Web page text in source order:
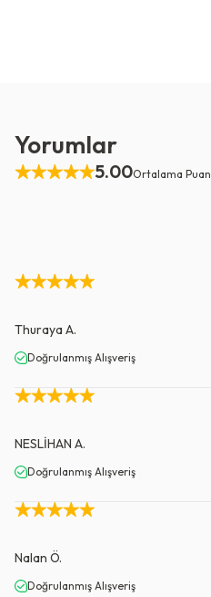
Yorumlar
5.00Ortalama Puan
Thuraya A.
Doğrulanmış Alışveriş
NESLİHAN A.
Doğrulanmış Alışveriş
Nalan Ö.
Doğrulanmış Alışveriş